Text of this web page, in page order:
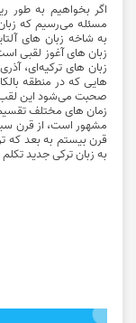
اگر بخواهیم به طور
مسئله می‌رسیم که
به شاخه زبان های
زبان های آغوز لقبی
زبان های ترکیه‌ای،
هایی که در منطقه
صحبت می‌شود این لقب
زمان های مختلف
مشهور است، از قرن
قرن بیستم به بعد که
به زبان ترکی جدید